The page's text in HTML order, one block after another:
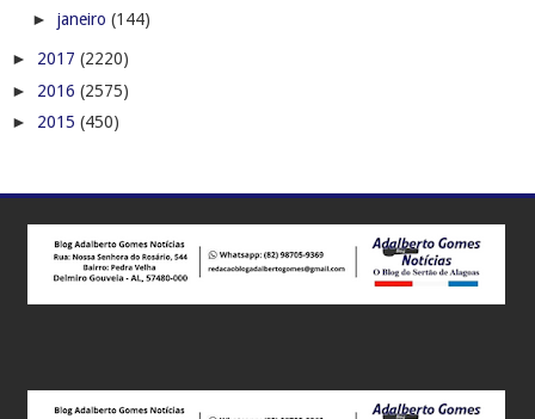
► janeiro (144)
► 2017 (2220)
► 2016 (2575)
► 2015 (450)